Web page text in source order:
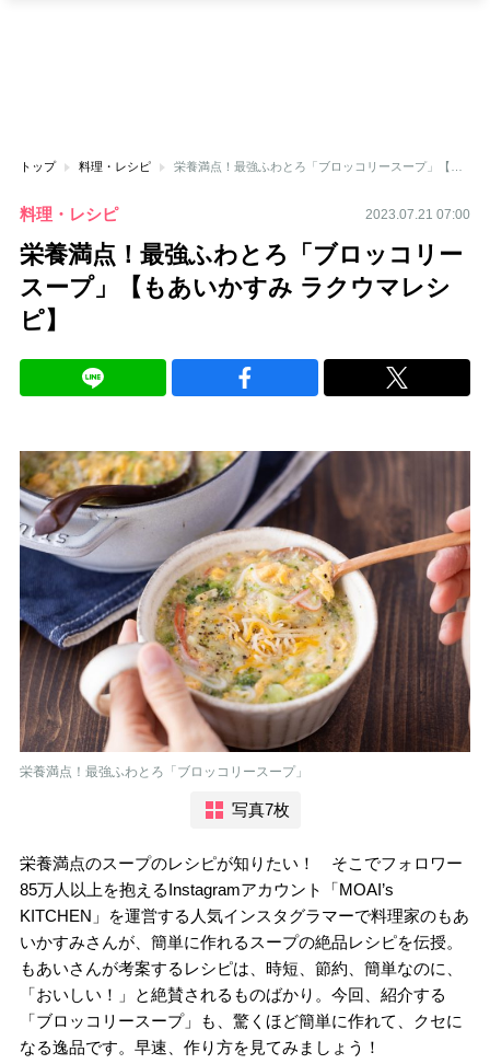
トップ 料理・レシピ
料理・レシピ 2023.07.21 07:00
栄養満点！最強ふわとろ「ブロッコリー
スープ」【もあいかすみ ラクウマレシ
ピ】
栄養満点！最強ふわとろ「ブロッコリースープ」
写真7枚
栄養満点のスープのレシピが知りたい！ そこでフォロワー
85万人以上を抱えるInstagramアカウント「MOAI’s
KITCHEN」を運営する人気インスタグラマーで料理家のもあ
いかすみさんが、簡単に作れるスープの絶品レシピを伝授。
もあいさんが考案するレシピは、時短、節約、簡単なのに、
「おいしい！」と絶賛されるものばかり。今回、紹介する
「ブロッコリースープ」も、驚くほど簡単に作れて、クセに
なる逸品です。早速、作り方を見てみましょう！